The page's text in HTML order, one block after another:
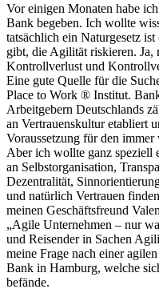
Vor einigen Monaten habe
Bank begeben. Ich wollte
tatsächlich ein Naturgesetz
gibt, die Agilität riskieren. Ja,
Kontrollverlust und
Eine gute Quelle für die
Place to Work ® Institut.
Arbeitgebern Deutschlands
an Vertrauenskultur etabliert
Voraussetzung für den
Aber ich wollte ganz speziell
an Selbstorganisation,
Dezentralität,
und natürlich Vertrauen
meinen Geschäftsfreund
„Agile Unternehmen – nur
und Reisender in Sachen
meine Frage nach einer
Bank in Hamburg, welche
befände.